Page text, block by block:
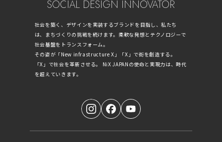
SOCIAL DESIGN INNOVATOR
社会を築く、デザインを実装するブランドを目指し、私たち
は、まちづくりの挑戦を続けます。柔軟な発想とテクノロジーで
社会基盤をトランスフォーム。
その姿が「New infrastructure X」「X」で街を創造する。
「X」で社会を革新させる。 NiX JAPANの使命と実現力は、時代
を超えていきます。